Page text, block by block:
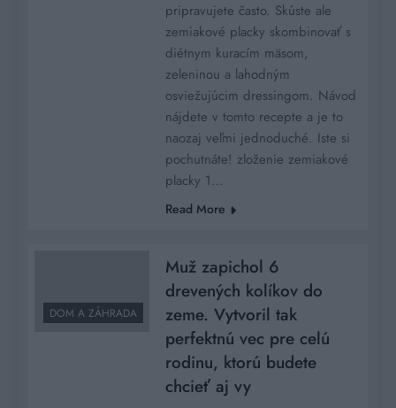
pripravujete často. Skúste ale
zemiakové placky skombinovať s
diétnym kuracím mäsom,
zeleninou a lahodným
osviežujúcim dressingom. Návod
nájdete v tomto recepte a je to
naozaj veľmi jednoduché. Iste si
pochutnáte! zloženie zemiakové
placky 1…
Read More
DOM A ZÁHRADA
Muž zapichol 6
drevených kolíkov do
zeme. Vytvoril tak
perfektnú vec pre celú
rodinu, ktorú budete
chcieť aj vy